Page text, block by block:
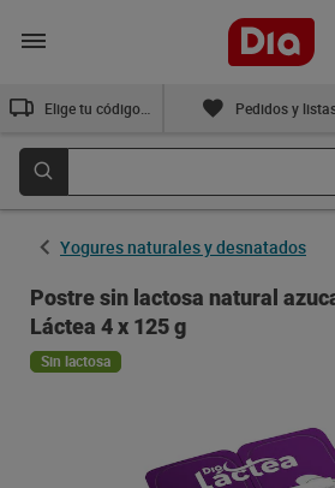
Pedidos y
Yogures naturales y desnatados
Postre sin lactosa natural
Láctea 4 x 125 g
Sin lactosa